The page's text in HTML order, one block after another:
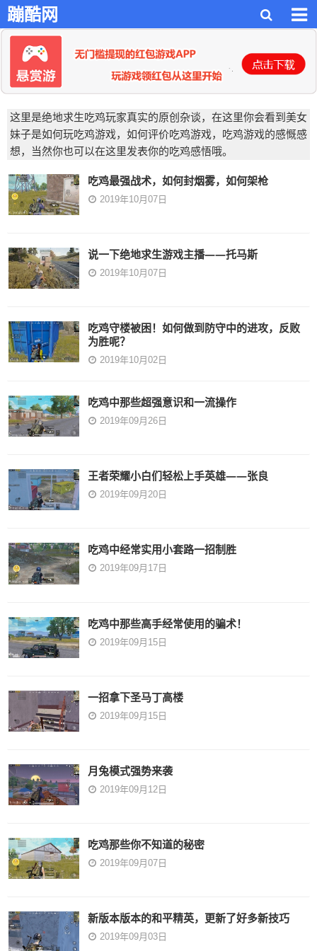
蹦酷网
这里是绝地求生吃鸡玩家真实的原创杂谈，在这里你会看到美女
妹子是如何玩吃鸡游戏，如何评价吃鸡游戏，吃鸡游戏的感慨感
想，当然你也可以在这里发表你的吃鸡感悟哦。
吃鸡最强战术，如何封烟雾，如何架枪
2019年10月07日
说一下绝地求生游戏主播——托马斯
2019年10月07日
吃鸡守楼被困！如何做到防守中的进攻，反败
为胜呢？
2019年10月02日
吃鸡中那些超强意识和一流操作
2019年09月26日
王者荣耀小白们轻松上手英雄——张良
2019年09月20日
吃鸡中经常实用小套路一招制胜
2019年09月17日
吃鸡中那些高手经常使用的骗术！
2019年09月15日
一招拿下圣马丁高楼
2019年09月15日
月兔模式强势来袭
2019年09月12日
吃鸡那些你不知道的秘密
2019年09月07日
新版本版本的和平精英，更新了好多新技巧
2019年09月03日